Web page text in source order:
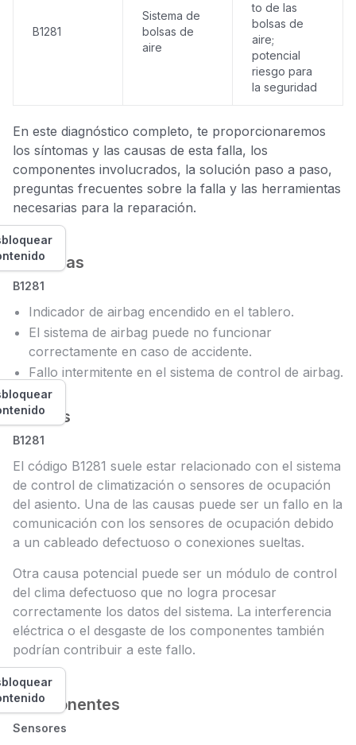
B1281
Sistema de
bolsas de
aire
to de las
bolsas de
aire;
potencial
riesgo para
la seguridad
En este diagnóstico completo, te proporcionaremos
los síntomas y las causas de esta falla, los
componentes involucrados, la solución paso a paso,
preguntas frecuentes sobre la falla y las herramientas
necesarias para la reparación.
Síntomas
B1281
Indicador de airbag encendido en el tablero.
El sistema de airbag puede no funcionar
correctamente en caso de accidente.
Fallo intermitente en el sistema de control de airbag.
Causas
B1281
El código B1281 suele estar relacionado con el sistema
de control de climatización o sensores de ocupación
del asiento. Una de las causas puede ser un fallo en la
comunicación con los sensores de ocupación debido
a un cableado defectuoso o conexiones sueltas.
Otra causa potencial puede ser un módulo de control
del clima defectuoso que no logra procesar
correctamente los datos del sistema. La interferencia
eléctrica o el desgaste de los componentes también
podrían contribuir a este fallo.
Componentes
Sensores